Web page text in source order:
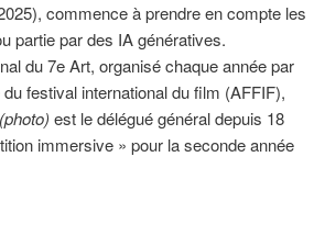
commence à prendre en compte les
partie par des IA génératives.
du 7e Art, organisé chaque année par
du festival international du film (AFFIF),
(photo) est le délégué général depuis 18
immersive » pour la seconde année